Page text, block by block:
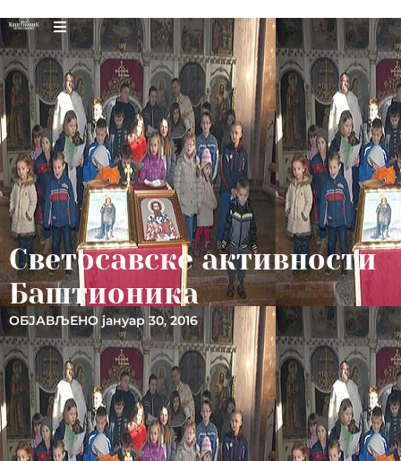
Светосавске активности
Баштионика
ОБЈАВЉЕНО јануар 30, 2016